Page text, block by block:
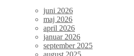
juni 2026
maj 2026
april 2026
januar 2026
september 2025
august 2025